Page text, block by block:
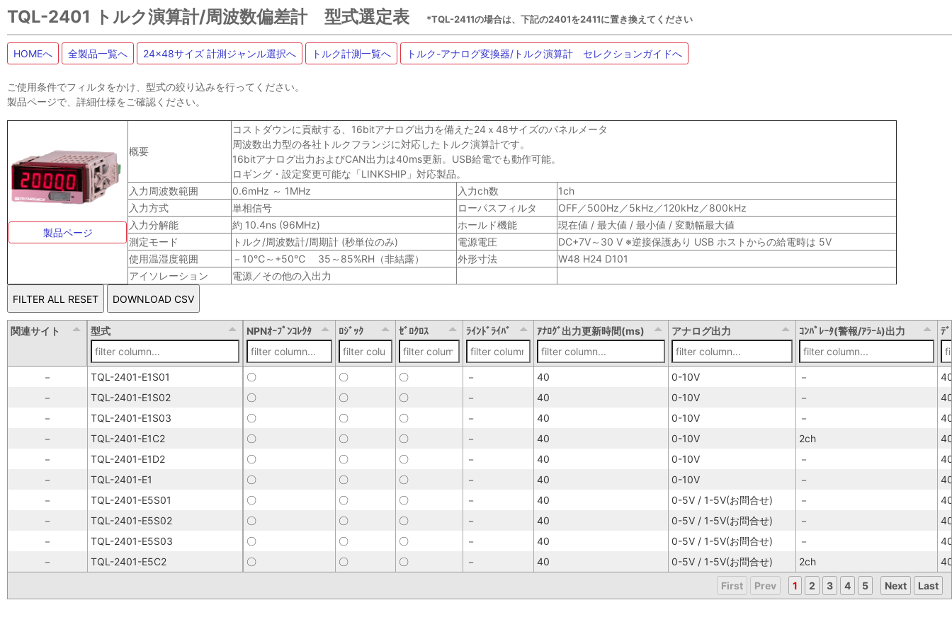
TQL-2401 トルク演算計/周波数偏差計 型式選定表 *TQL-2411の場合は、下記の2401を2411に置き換えてください
HOMEへ 全製品一覧へ 24x48サイズ 計測ジャンル選択へ トルク計測一覧へ トルク-アナログ変換器/トルク演算計 セレクションガイドへ
ご使用条件でフィルタをかけ、型式の絞り込みを行ってください。
製品ページで、詳細仕様をご確認ください。
製品ページ
概要
コストダウンに貢献する、16bitアナログ出力を備えた24ｘ48サイズのパネルメータ
周波数出力型の各社トルクフランジに対応したトルク演算計です。
16bitアナログ出力およびCAN出力は40ms更新。USB給電でも動作可能。
ロギング・設定変更可能な「LINKSHIP」対応製品。
入力周波数範囲
0.6mHz ～ 1MHz 入力ch数
1ch
入力方式
単相信号 ローパスフィルタ
OFF／500Hz／5kHz／120kHz／800kHz
入力分解能
約 10.4ns (96MHz) ホールド機能
現在値 / 最大値 / 最小値 / 変動幅最大値
測定モード
トルク/周波数計/周期計 (秒単位のみ) 電源電圧
DC+7V～30 V ※逆接保護あり USB ホストからの給電時は 5V
使用温湿度範囲
－10℃～+50℃ 35～85%RH（非結露） 外形寸法
W48 H24 D101
アイソレーション
電源／その他の入出力
関連サイト 型式 NPNｵｰﾌﾟﾝｺﾚｸﾀ ﾛｼﾞｯｸ ｾﾞﾛｸﾛｽ ﾗｲﾝﾄﾞﾗｲﾊﾞ ｱﾅﾛｸﾞ出力更新時間(ms) アナログ出力 ｺﾝﾊﾟﾚｰﾀ(警報/ｱﾗｰﾑ)出力 ﾃ
－ TQL-2401-E1S01 〇 〇 〇 － 40 0-10V －
－
TQL-2401-E1S02 〇 〇 〇 － 40 0-10V －
－
TQL-2401-E1S03 〇 〇 〇 － 40 0-10V －
－
TQL-2401-E1C2 〇 〇 〇 － 40 0-10V 2ch
－
TQL-2401-E1D2 〇 〇 〇 － 40 0-10V －
－
TQL-2401-E1 〇 〇 〇 － 40 0-10V －
－
TQL-2401-E5S01 〇 〇 〇 － 40 0-5V / 1-5V(お問合せ) －
－
TQL-2401-E5S02 〇 〇 〇 － 40 0-5V / 1-5V(お問合せ) －
－
TQL-2401-E5S03 〇 〇 〇 － 40 0-5V / 1-5V(お問合せ) －
－
TQL-2401-E5C2 〇 〇 〇 － 40 0-5V / 1-5V(お問合せ) 2ch
First
Prev 1 2 3 4 5 Next Last